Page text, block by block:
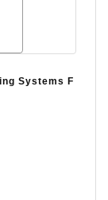
Systems F